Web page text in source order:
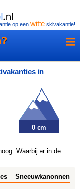
op een witte skivakantie!
in
0 cm
Waarbij er in de
Sneeuwkanonnen